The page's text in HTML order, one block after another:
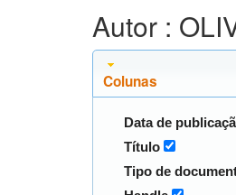
Autor :
Colunas
Data de
Título
Tipo de